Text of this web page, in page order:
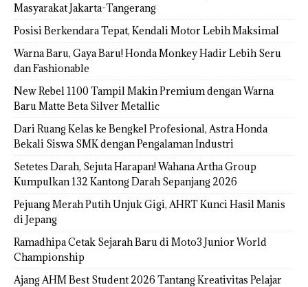
Masyarakat Jakarta-Tangerang
Posisi Berkendara Tepat, Kendali Motor Lebih Maksimal
Warna Baru, Gaya Baru! Honda Monkey Hadir Lebih Seru
dan Fashionable
New Rebel 1100 Tampil Makin Premium dengan Warna
Baru Matte Beta Silver Metallic
Dari Ruang Kelas ke Bengkel Profesional, Astra Honda
Bekali Siswa SMK dengan Pengalaman Industri
Setetes Darah, Sejuta Harapan! Wahana Artha Group
Kumpulkan 132 Kantong Darah Sepanjang 2026
Pejuang Merah Putih Unjuk Gigi, AHRT Kunci Hasil Manis
di Jepang
Ramadhipa Cetak Sejarah Baru di Moto3 Junior World
Championship
Ajang AHM Best Student 2026 Tantang Kreativitas Pelajar